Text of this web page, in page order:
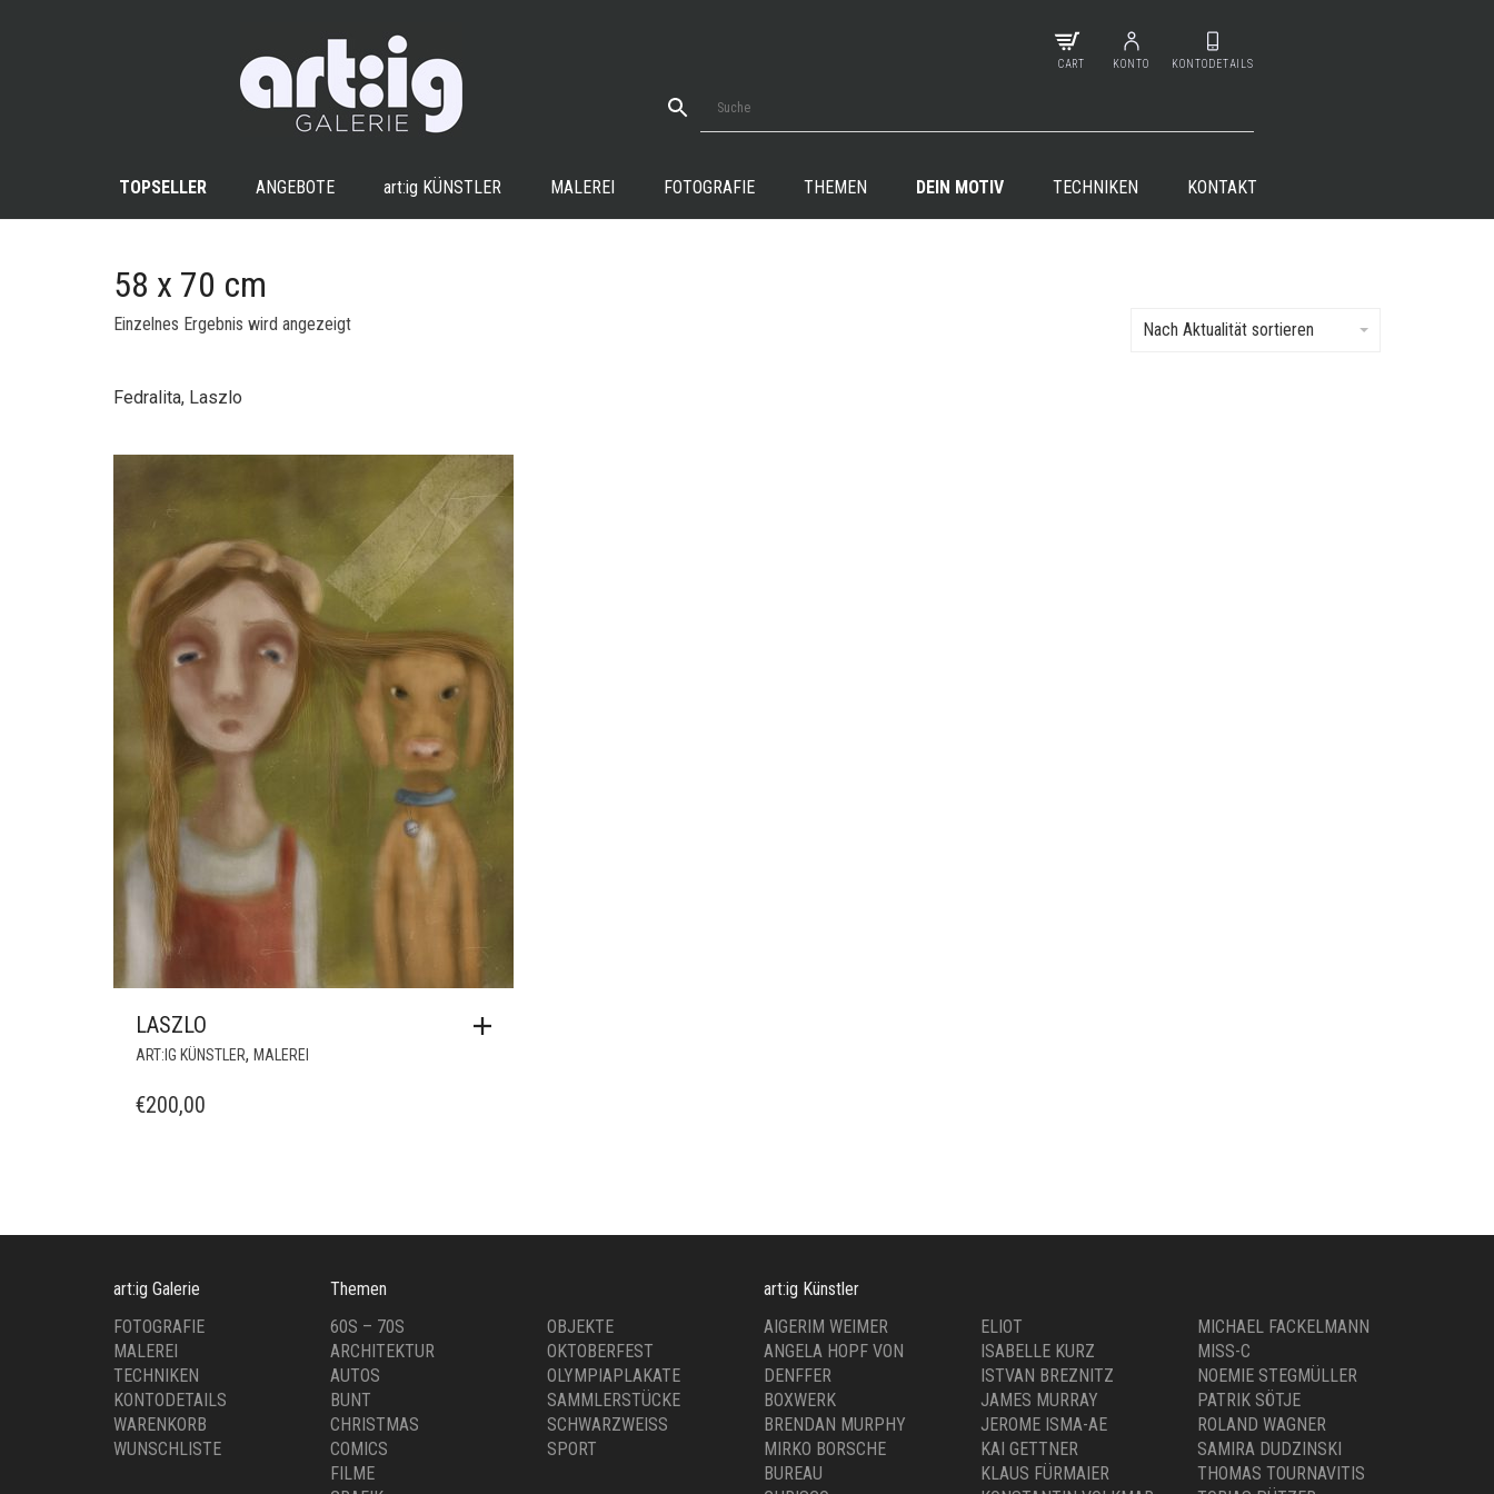
CART KONTO KONTODETAILS
TOPSELLER ANGEBOTE art:ig KÜNSTLER MALEREI FOTOGRAFIE THEMEN DEIN MOTIV TECHNIKEN KONTAKT
58 x 70 cm
Einzelnes Ergebnis wird angezeigt Nach Aktualität sortieren
Fedralita, Laszlo
LASZLO
ART:IG KÜNSTLER, MALEREI
€200,00
art:ig Galerie
FOTOGRAFIE
MALEREI
TECHNIKEN
KONTODETAILS
WARENKORB
WUNSCHLISTE
Themen
60S – 70S
ARCHITEKTUR
AUTOS
BUNT
CHRISTMAS
COMICS
FILME
OBJEKTE
OKTOBERFEST
OLYMPIAPLAKATE
SAMMLERSTÜCKE
SCHWARZWEISS
SPORT
art:ig Künstler
AIGERIM WEIMER
ANGELA HOPF VON
DENFFER
BOXWERK
BRENDAN MURPHY
MIRKO BORSCHE
BUREAU
ELIOT
ISABELLE KURZ
ISTVAN BREZNITZ
JAMES MURRAY
JEROME ISMA-AE
KAI GETTNER
KLAUS FÜRMAIER
MICHAEL FACKELMANN
MISS-C
NOEMIE STEGMÜLLER
PATRIK SÖTJE
ROLAND WAGNER
SAMIRA DUDZINSKI
THOMAS TOURNAVITIS